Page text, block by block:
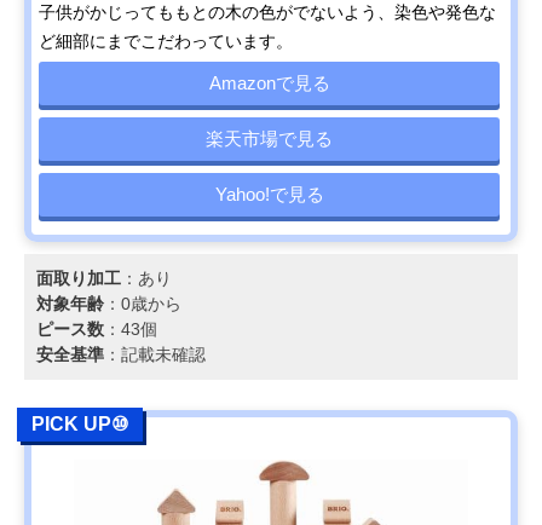
子供がかじってももとの木の色がでないよう、染色や発色な
ど細部にまでこだわっています。
Amazonで見る
楽天市場で見る
Yahoo!で見る
面取り加工 ：あり
対象年齢 ：0歳から
ピース数 ：43個
安全基準 ：記載未確認
PICK UP⑩